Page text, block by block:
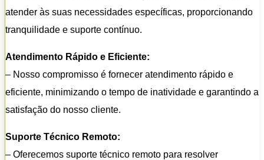
atender às suas necessidades específicas, proporcionando
tranquilidade e suporte contínuo.
Atendimento Rápido e Eficiente:
– Nosso compromisso é fornecer atendimento rápido e
eficiente, minimizando o tempo de inatividade e garantindo a
satisfação do nosso cliente.
Suporte Técnico Remoto:
– Oferecemos suporte técnico remoto para resolver